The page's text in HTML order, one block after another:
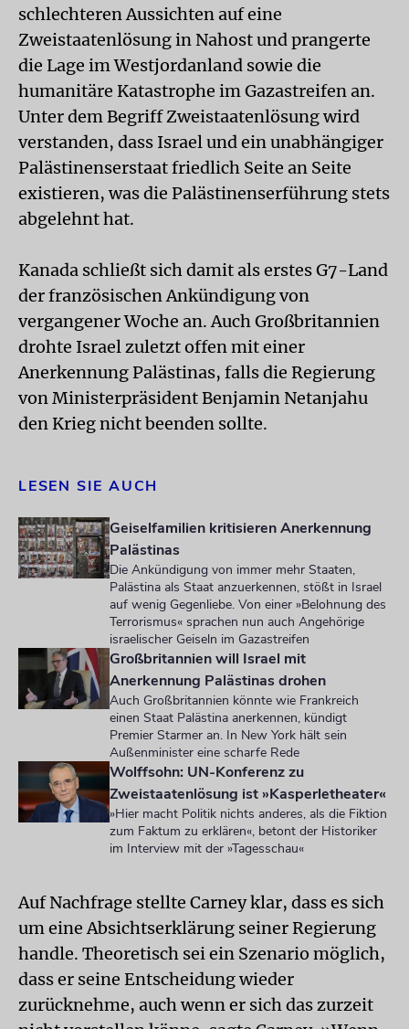
schlechteren Aussichten auf eine
Zweistaatenlösung in Nahost und prangerte
die Lage im Westjordanland sowie die
humanitäre Katastrophe im Gazastreifen an.
Unter dem Begriff Zweistaatenlösung wird
verstanden, dass Israel und ein unabhängiger
Palästinenserstaat friedlich Seite an Seite
existieren, was die Palästinenserführung stets
abgelehnt hat.
Kanada schließt sich damit als erstes G7-Land
der französischen Ankündigung von
vergangener Woche an. Auch Großbritannien
drohte Israel zuletzt offen mit einer
Anerkennung Palästinas, falls die Regierung
von Ministerpräsident Benjamin Netanjahu
den Krieg nicht beenden sollte.
LESEN SIE AUCH
Geiselfamilien kritisieren Anerkennung
Palästinas
Die Ankündigung von immer mehr Staaten,
Palästina als Staat anzuerkennen, stößt in Israel
auf wenig Gegenliebe. Von einer »Belohnung des
Terrorismus« sprachen nun auch Angehörige
israelischer Geiseln im Gazastreifen
Großbritannien will Israel mit
Anerkennung Palästinas drohen
Auch Großbritannien könnte wie Frankreich
einen Staat Palästina anerkennen, kündigt
Premier Starmer an. In New York hält sein
Außenminister eine scharfe Rede
Wolffsohn: UN-Konferenz zu
Zweistaatenlösung ist »Kasperletheater«
»Hier macht Politik nichts anderes, als die Fiktion
zum Faktum zu erklären«, betont der Historiker
im Interview mit der »Tagesschau«
Auf Nachfrage stellte Carney klar, dass es sich
um eine Absichtserklärung seiner Regierung
handle. Theoretisch sei ein Szenario möglich,
dass er seine Entscheidung wieder
zurücknehme, auch wenn er sich das zurzeit